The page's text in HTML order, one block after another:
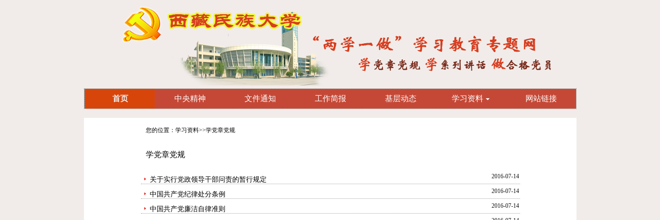
首页 中央精神 文件通知 工作简报 基层动态 学习资料 网站链接
您的位置：学习资料>>学党章党规
学党章党规
关于实行党政领导干部问责的暂行规定 2016-07-14
中国共产党纪律处分条例 2016-07-14
中国共产党廉洁自律准则 2016-07-14